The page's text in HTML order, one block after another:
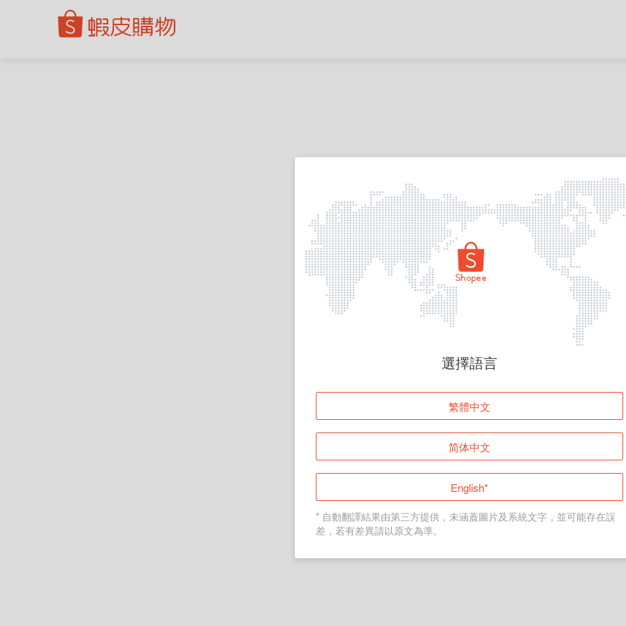
頁面無法顯示
登入
返回首頁
選擇語言
繁體中文
简体中文
English*
* 自動翻譯結果由第三方提供，未涵蓋圖片及系統文字，並可能存在誤
差，若有差異請以原文為準。